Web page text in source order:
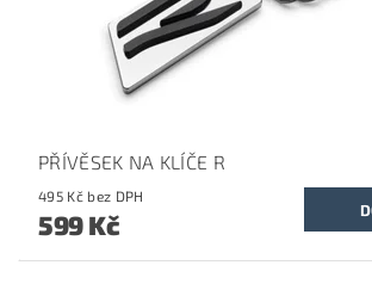
PŘÍVĚSEK NA KLÍČE R
495 Kč bez DPH
599 Kč